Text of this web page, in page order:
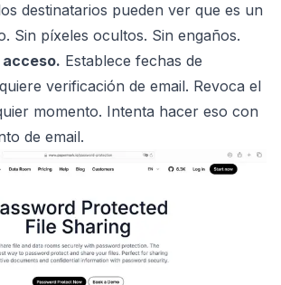
destinatarios pueden ver que es un
Sin píxeles ocultos. Sin engaños.
Establece fechas de
verificación de email. Revoca el
momento. Intenta hacer eso con
de email.